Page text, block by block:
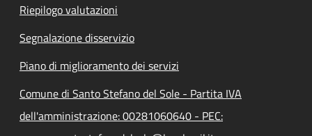
Riepilogo valutazioni
Segnalazione disservizio
Piano di miglioramento dei servizi
Comune di Santo Stefano del Sole - Partita IVA
dell'amministrazione: 00281060640 - PEC: